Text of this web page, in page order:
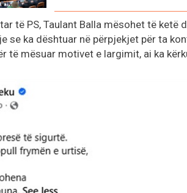
të PS, Taulant Balla mësohet të ketë
se ka dështuar në përpjekjet për ta
të mësuar motivet e largimit, ai ka